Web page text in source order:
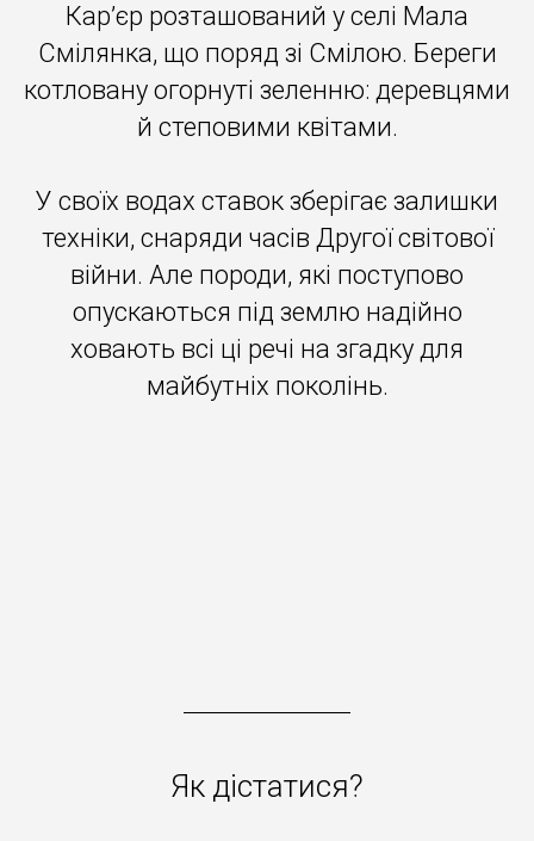
Кар’єр розташований у селі Мала
Смілянка, що поряд зі Смілою. Береги
котловану огорнуті зеленню: деревцями
й степовими квітами.
У своїх водах ставок зберігає залишки
техніки, снаряди часів Другої світової
війни. Але породи, які поступово
опускаються під землю надійно
ховають всі ці речі на згадку для
майбутніх поколінь.
Як дістатися?